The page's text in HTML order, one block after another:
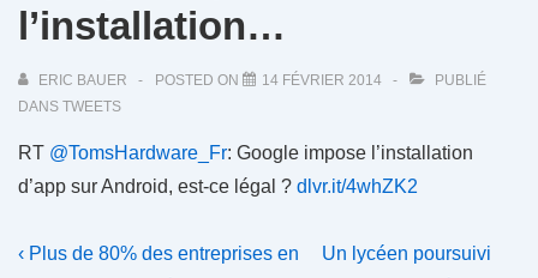
l’installation…
ERIC BAUER POSTED ON 14 FÉVRIER 2014
PUBLIÉ
DANS TWEETS
RT @TomsHardware_Fr: Google impose l’installation
d’app sur Android, est-ce légal ? dlvr.it/4whZK2
Navigation
Previous
‹ Plus de 80% des entreprises en
Next
Un lycéen poursuivi